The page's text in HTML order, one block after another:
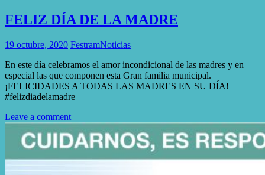
FELIZ DÍA DE LA MADRE
19 octubre, 2020 FestramNoticias
En este día celebramos el amor incondicional de las madres y en
especial las que componen esta Gran familia municipal.
¡FELICIDADES A TODAS LAS MADRES EN SU DÍA!
#felizdiadelamadre
Leave a comment